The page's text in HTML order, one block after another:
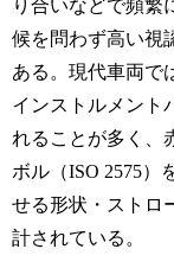
り合いなどで頻繁
候を問わず高い視
ある。現代車両で
インストルメント
れることが多く、
ボル（ISO 2575）
せる形状・ストロ
計されている。